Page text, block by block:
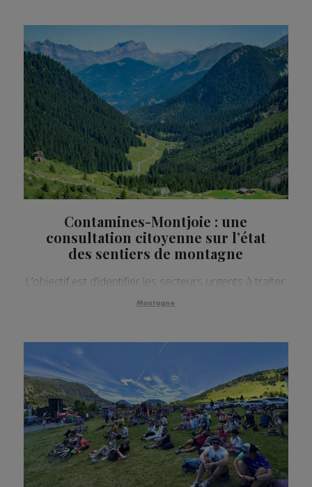
Contamines-Montjoie : une
consultation citoyenne sur l’état
des sentiers de montagne
L’objectif est d’identifier les secteurs urgents à traiter.
Montagne